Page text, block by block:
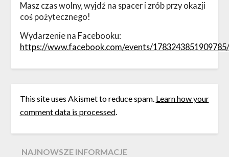
Masz czas wolny, wyjdź na spacer i zrób przy okazji
coś pożytecznego!
Wydarzenie na Facebooku:
https://www.facebook.com/events/1783243851909785/
This site uses Akismet to reduce spam. Learn how your
comment data is processed.
NAJNOWSZE INFORMACJE